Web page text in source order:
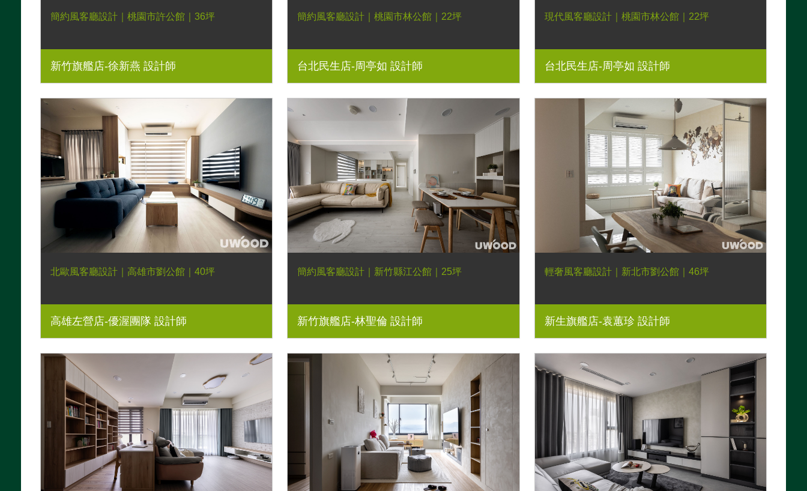
簡約風客廳設計｜桃園市許公館｜36坪
新竹旗艦店-徐新燕 設計師
簡約風客廳設計｜桃園市林公館｜22坪
台北民生店-周亭如 設計師
現代風客廳設計｜桃園市林公館｜22坪
台北民生店-周亭如 設計師
北歐風客廳設計｜高雄市劉公館｜40坪
高雄左營店-優渥團隊 設計師
簡約風客廳設計｜新竹縣江公館｜25坪
新竹旗艦店-林聖倫 設計師
輕奢風客廳設計｜新北市劉公館｜46坪
新生旗艦店-袁蕙珍 設計師